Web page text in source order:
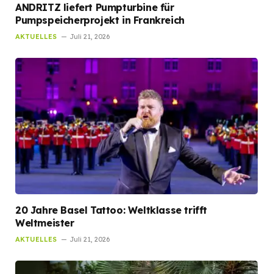
ANDRITZ liefert Pumpturbine für
Pumpspeicherprojekt in Frankreich
AKTUELLES Juli 21, 2026
20 Jahre Basel Tattoo: Weltklasse trifft
Weltmeister
AKTUELLES Juli 21, 2026